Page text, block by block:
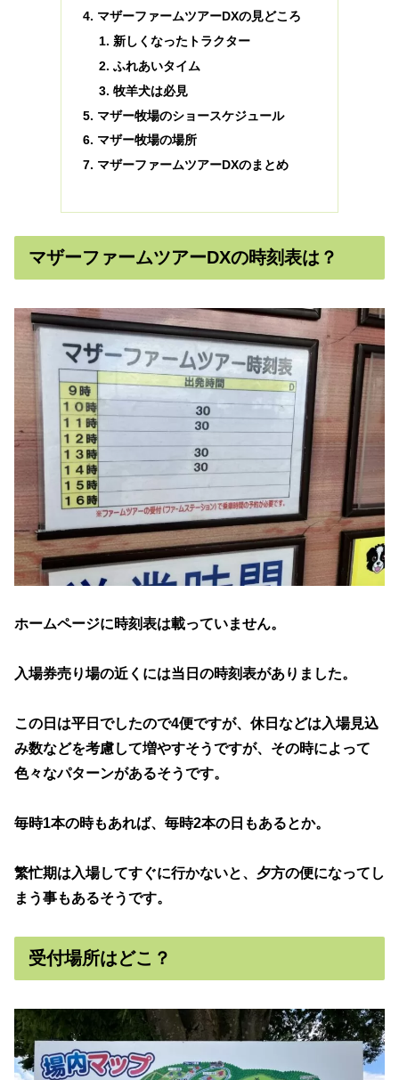
マザーファームツアーDXの見どころ
新しくなったトラクター
ふれあいタイム
牧羊犬は必見
マザー牧場のショースケジュール
マザー牧場の場所
マザーファームツアーDXのまとめ
マザーファームツアーDXの時刻表は？
ホームページに時刻表は載っていません。
入場券売り場の近くには当日の時刻表がありました。
この日は平日でしたので4便ですが、休日などは入場見込
み数などを考慮して増やすそうですが、その時によって
色々なパターンがあるそうです。
毎時1本の時もあれば、毎時2本の日もあるとか。
繁忙期は入場してすぐに行かないと、夕方の便になってし
まう事もあるそうです。
受付場所はどこ？